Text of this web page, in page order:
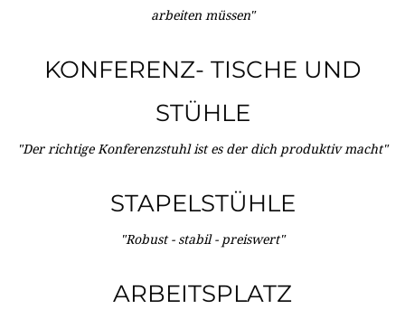
arbeiten müssen"
KONFERENZ- TISCHE UND
STÜHLE
"Der richtige Konferenzstuhl ist es der dich produktiv macht"
STAPELSTÜHLE
"Robust - stabil - preiswert"
ARBEITSPLATZ